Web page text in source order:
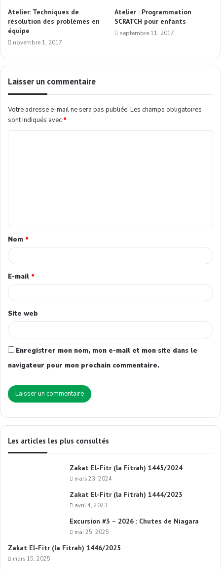
Atelier: Techniques de
résolution des problèmes en
équipe
novembre 1, 2017
Atelier : Programmation
SCRATCH pour enfants
septembre 11, 2017
Laisser un commentaire
Votre adresse e-mail ne sera pas publiée. Les champs obligatoires
sont indiqués avec *
Nom *
E-mail *
Site web
Enregistrer mon nom, mon e-mail et mon site dans le
navigateur pour mon prochain commentaire.
Les articles les plus consultés
Zakat El-Fitr (la Fitrah) 1445/2024
mars 23, 2024
Zakat El-Fitr (la Fitrah) 1444/2023
avril 4, 2023
Excursion #3 – 2026 : Chutes de Niagara
mai 25, 2025
Zakat El-Fitr (la Fitrah) 1446/2025
mars 15, 2025